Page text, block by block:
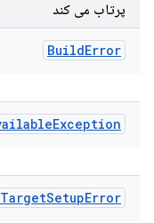
پرتاب می کند
BuildError
Exception
TargetSetupError